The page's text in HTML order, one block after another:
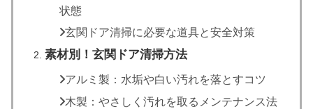
状態
玄関ドア清掃に必要な道具と安全対策
素材別！玄関ドア清掃方法
アルミ製：水垢や白い汚れを落とすコツ
木製：やさしく汚れを取るメンテナンス法